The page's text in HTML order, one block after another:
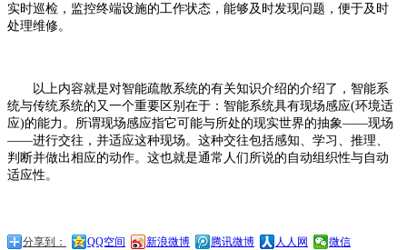
实时巡检，监控终端设施的工作状态，能够及时发现问题，便于及时
处理维修。
以上内容就是对智能疏散系统的有关知识介绍的介绍了，智能系
统与传统系统的又一个重要区别在于：智能系统具有现场感应(环境适
应)的能力。所谓现场感应指它可能与所处的现实世界的抽象——现场
——进行交往，并适应这种现场。这种交往包括感知、学习、推理、
判断并做出相应的动作。这也就是通常人们所说的自动组织性与自动
适应性。
分享到： QQ空间 新浪微博 腾讯微博 人人网 微信